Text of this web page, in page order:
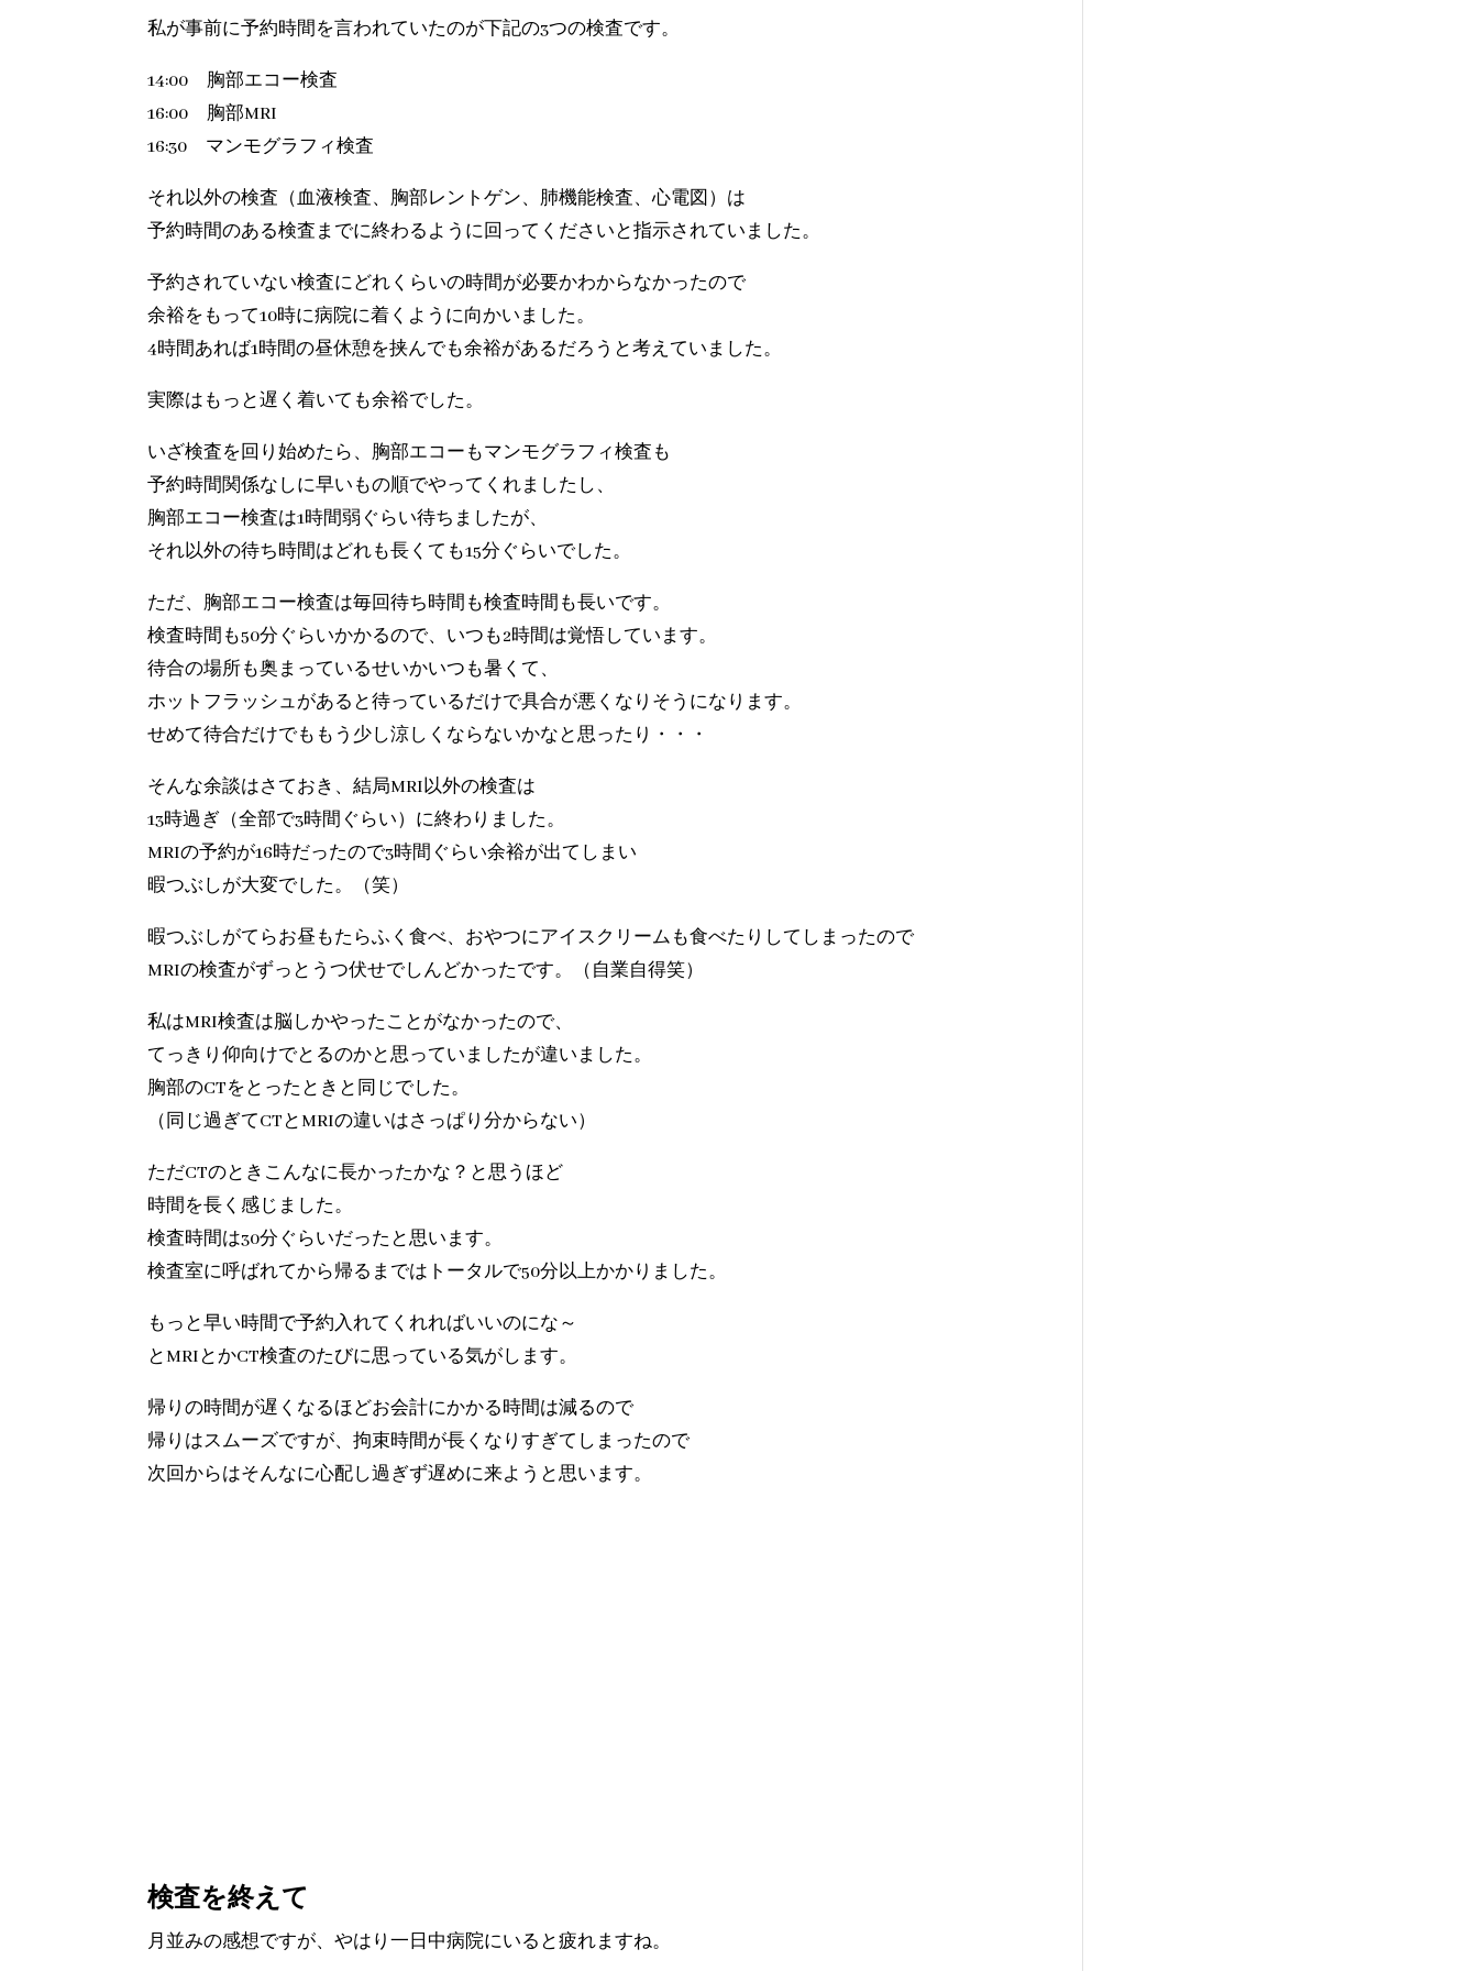
私が事前に予約時間を言われていたのが下記の3つの検査です。
14:00 胸部エコー検査
16:00 胸部MRI
16:30 マンモグラフィ検査
それ以外の検査（血液検査、胸部レントゲン、肺機能検査、心電図）は
予約時間のある検査までに終わるように回ってくださいと指示されていました。
予約されていない検査にどれくらいの時間が必要かわからなかったので
余裕をもって10時に病院に着くように向かいました。
4時間あれば1時間の昼休憩を挟んでも余裕があるだろうと考えていました。
実際はもっと遅く着いても余裕でした。
いざ検査を回り始めたら、胸部エコーもマンモグラフィ検査も
予約時間関係なしに早いもの順でやってくれましたし、
胸部エコー検査は1時間弱ぐらい待ちましたが、
それ以外の待ち時間はどれも長くても15分ぐらいでした。
ただ、胸部エコー検査は毎回待ち時間も検査時間も長いです。
検査時間も50分ぐらいかかるので、いつも2時間は覚悟しています。
待合の場所も奥まっているせいかいつも暑くて、
ホットフラッシュがあると待っているだけで具合が悪くなりそうになります。
せめて待合だけでももう少し涼しくならないかなと思ったり・・・
そんな余談はさておき、結局MRI以外の検査は
13時過ぎ（全部で3時間ぐらい）に終わりました。
MRIの予約が16時だったので3時間ぐらい余裕が出てしまい
暇つぶしが大変でした。（笑）
暇つぶしがてらお昼もたらふく食べ、おやつにアイスクリームも食べたりしてしまったので
MRIの検査がずっとうつ伏せでしんどかったです。（自業自得笑）
私はMRI検査は脳しかやったことがなかったので、
てっきり仰向けでとるのかと思っていましたが違いました。
胸部のCTをとったときと同じでした。
（同じ過ぎてCTとMRIの違いはさっぱり分からない）
ただCTのときこんなに長かったかな？と思うほど
時間を長く感じました。
検査時間は30分ぐらいだったと思います。
検査室に呼ばれてから帰るまではトータルで50分以上かかりました。
もっと早い時間で予約入れてくれればいいのにな～
とMRIとかCT検査のたびに思っている気がします。
帰りの時間が遅くなるほどお会計にかかる時間は減るので
帰りはスムーズですが、拘束時間が長くなりすぎてしまったので
次回からはそんなに心配し過ぎず遅めに来ようと思います。
検査を終えて
月並みの感想ですが、やはり一日中病院にいると疲れますね。